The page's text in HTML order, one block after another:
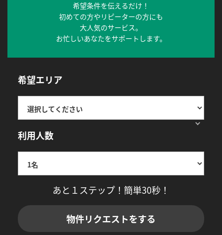
希望条件を伝えるだけ！
初めての方やリピーターの方にも
大人気のサービス。
お忙しいあなたをサポートします。
希望エリア
利用人数
あと１ステップ！簡単30秒！
物件リクエストをする